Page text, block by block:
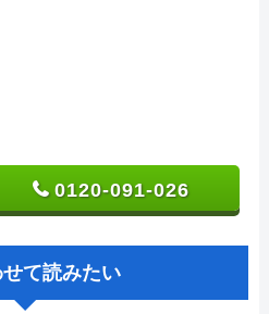
0120-091-026
て読みたい